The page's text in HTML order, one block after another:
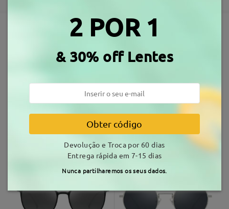
Comentários
Escrever um Comentário
tempo de envio
Entrega
36,99 € LT9913 28,99 €
2 POR 1
& 30% off Lentes
Obter código
Devolução e Troca por 60 dias
Entrega rápida em 7-15 dias
Nunca partilharemos os seus dados.